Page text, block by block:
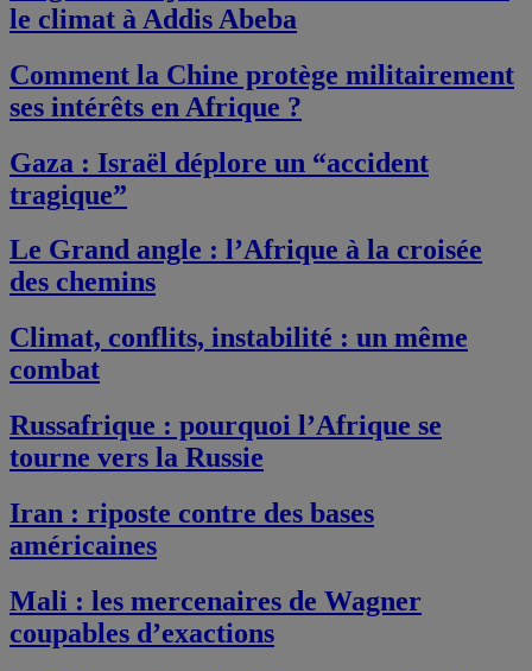
le climat à Addis Abeba
Comment la Chine protège militairement
ses intérêts en Afrique ?
Gaza : Israël déplore un “accident
tragique”
Le Grand angle : l’Afrique à la croisée
des chemins
Climat, conflits, instabilité : un même
combat
Russafrique : pourquoi l’Afrique se
tourne vers la Russie
Iran : riposte contre des bases
américaines
Mali : les mercenaires de Wagner
coupables d’exactions